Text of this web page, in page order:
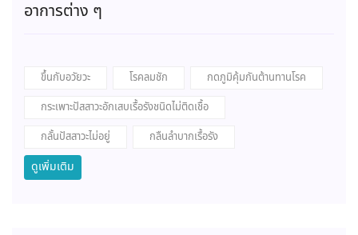
อาการต่าง ๆ
ขึ้นกับอวัยวะ โรคลมชัก
กดภูมิคุ้มกันต้านทานโรค
กระเพาะปัสสาวะอักเสบเรื้อรังชนิดไม่ติดเชื้อ
กลั้นปัสสาวะไม่อยู่
กลืนลำบากเรื้อรัง
ดูเพิ่มเติม